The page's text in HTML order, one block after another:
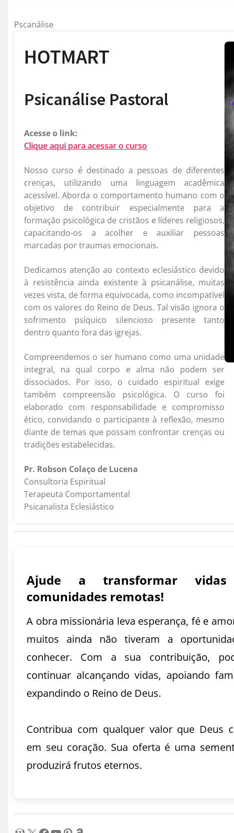
Pscanálise
HOTMART
Psicanálise Pastoral
Acesse o link:
Clique aqui para acessar o curso
Nosso curso é destinado a pessoas de diferentes
crenças, utilizando uma linguagem acadêmica
acessível. Aborda o comportamento humano com o
objetivo de contribuir especialmente para a
formação psicológica de cristãos e líderes religiosos,
capacitando-os a acolher e auxiliar pessoas
marcadas por traumas emocionais.
Dedicamos atenção ao contexto eclesiástico devido
à resistência ainda existente à psicanálise, muitas
vezes vista, de forma equivocada, como incompatível
com os valores do Reino de Deus. Tal visão ignora o
sofrimento psíquico silencioso presente tanto
dentro quanto fora das igrejas.
Compreendemos o ser humano como uma unidade
integral, na qual corpo e alma não podem ser
dissociados. Por isso, o cuidado espiritual exige
também compreensão psicológica. O curso foi
elaborado com responsabilidade e compromisso
ético, convidando o participante à reflexão, mesmo
diante de temas que possam confrontar crenças ou
tradições estabelecidas.
Pr. Robson Colaço de Lucena
Consultoria Espiritual
Terapeuta Comportamental
Psicanalista Eclesiástico
Ajude a transformar
comunidades remotas!
A obra missionária leva esperança, fé e
muitos ainda não tiveram a
conhecer. Com a sua contribuição,
continuar alcançando vidas, apoiando
expandindo o Reino de Deus.
Contribua com qualquer valor que Deus
em seu coração. Sua oferta é uma
produzirá frutos eternos.